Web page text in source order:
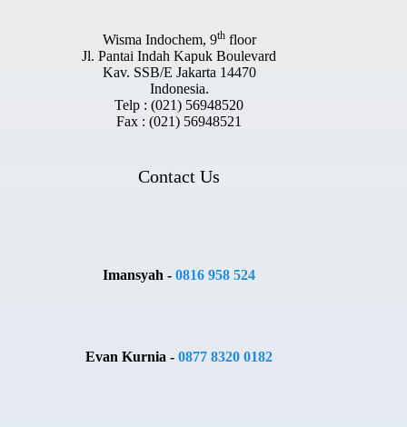
Wisma Indochem, 9thfloor
Jl. Pantai Indah Kapuk Boulevard
Kav. SSB/E Jakarta 14470
Indonesia.
Telp : (021) 56948520
Fax : (021) 56948521
Contact Us
Imansyah -0816 958 524
Evan Kurnia -0877 8320 0182